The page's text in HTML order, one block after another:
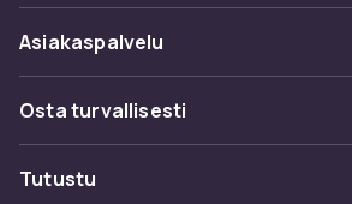
vähentävät hikoilua aktiivisesti.
löytyydeodorantit ja
Asiakaspalvelu
Usein kysyttyä (UKK)
Seuraa pakettia
Osta turvallisesti
Maksuvaihtoehdot
Tutustu